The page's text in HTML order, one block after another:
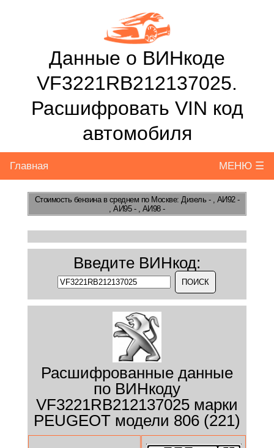
Данные о ВИНкоде
VF3221RB212137025.
Расшифровать VIN код
автомобиля
Главная МЕНЮ ☰
Стоимость бензинав среднем по Москве: Дизель - , АИ92 -
, АИ95 - , АИ98 -
Введите ВИНкод:
Расшифрованные данные
по ВИНкоду
VF3221RB212137025 марки
PEUGEOT модели 806 (221)